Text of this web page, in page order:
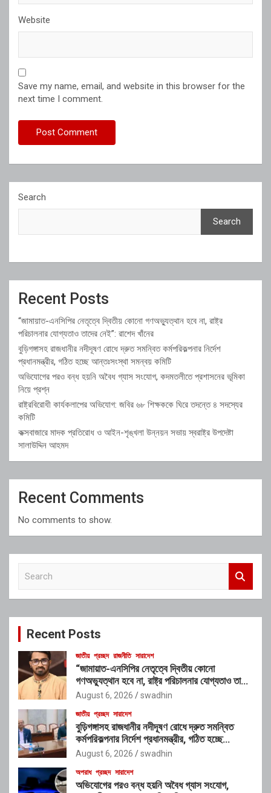
Website
Save my name, email, and website in this browser for the
next time I comment.
Search
Search
Recent Posts
“জামায়াত-এনসিপির নেতৃত্বে দ্বিতীয় কোনো গণঅভ্যুত্থান হবে না, রাষ্ট্র
পরিচালনার যোগ্যতাও তাদের নেই”: রাশেদ খাঁনের
বুড়িগঙ্গাসহ রাজধানীর নদীদূষণ রোধে দ্রুত সমন্বিত কর্মপরিকল্পনার নির্দেশ
প্রধানমন্ত্রীর, গঠিত হচ্ছে আন্তঃসংস্থা সমন্বয় কমিটি
অভিযোগের পরও বন্ধ হয়নি অবৈধ গ্যাস সংযোগ, কদমতলীতে প্রশাসনের ভূমিকা
নিয়ে প্রশ্ন
রাষ্ট্রবিরোধী কার্যকলাপের অভিযোগ: জবির ৬৮ শিক্ষককে ঘিরে তদন্তে ৪ সদস্যের
কমিটি
কক্সবাজারে মাদক প্রতিরোধ ও আইন-শৃঙ্খলা উন্নয়ন সভায় স্বরাষ্ট্র উপদেষ্টা
সালাউদ্দিন আহমদ
Recent Comments
No comments to show.
c
Recent Posts
জাতীয় প্রচ্ছদ রাজনীতি সারাদেশ
“জামায়াত-এনসিপির নেতৃত্বে দ্বিতীয় কোনো
গণঅভ্যুত্থান হবে না, রাষ্ট্র পরিচালনার যোগ্যতাও তাদের
নেই”: রাশেদ খাঁনের
August 6, 2026 swadhin
জাতীয় প্রচ্ছদ সারাদেশ
বুড়িগঙ্গাসহ রাজধানীর নদীদূষণ রোধে দ্রুত সমন্বিত
কর্মপরিকল্পনার নির্দেশ প্রধানমন্ত্রীর, গঠিত হচ্ছে
আন্তঃসংস্থা সমন্বয় কমিটি
August 6, 2026 swadhin
অপরাধ প্রচ্ছদ সারাদেশ
অভিযোগের পরও বন্ধ হয়নি অবৈধ গ্যাস সংযোগ,